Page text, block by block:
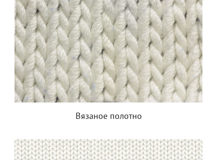
Вязаное полотно